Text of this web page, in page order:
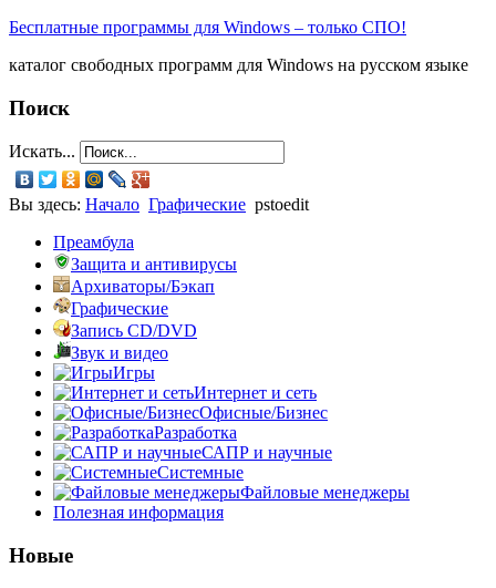
Бесплатные программы для Windows – только СПО!
каталог свободных программ для Windows на русском языке
Поиск
Искать...
Вы здесь: Начало Графические pstoedit
Преамбула
Защита и антивирусы
Архиваторы/Бэкап
Графические
Запись CD/DVD
Звук и видео
Игры
Интернет и сеть
Офисные/Бизнес
Разработка
САПР и научные
Системные
Файловые менеджеры
Полезная информация
Новые